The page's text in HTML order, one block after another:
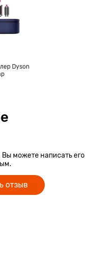
Dyson
можете написать его
отзыв